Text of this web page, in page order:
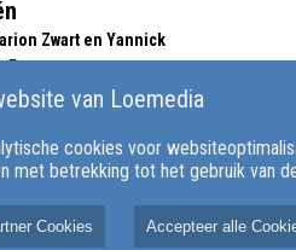
Zwart en Yannick
Putten startten samen
bureau de
workshops en
van Loemedia
cookies voor
met betrekking tot het gebruik van
Cookies Accepteer alle